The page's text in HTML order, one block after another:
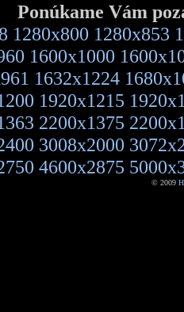
Ponúkame Vám
1280x800 1280x853
1600x1000
1632x1224
1920x1215
2200x1375
3008x2000
4600x2875
© 2009